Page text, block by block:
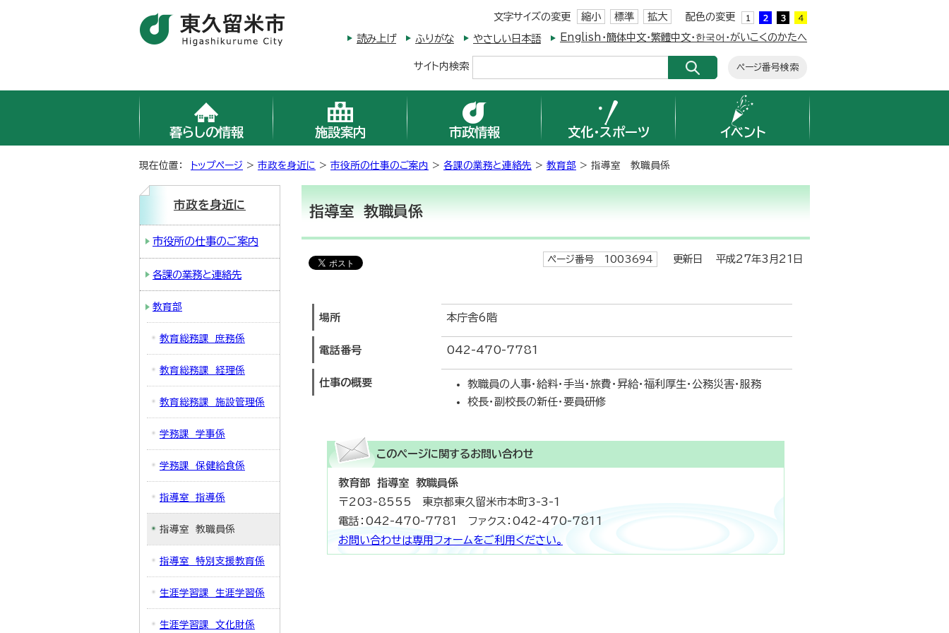
文字サイズの変更 縮小 標準 拡大 配色の変更
読み上げ ふりがな やさしい日本語 English・簡体中文・繁體中文・한국어・がいこくのかたへ
サイト内検索 ページ番号検索
暮らしの情報 施設案内 市政情報 文化・スポーツ イベント
現在位置： トップページ > 市政を身近に > 市役所の仕事のご案内 > 各課の業務と連絡先 > 教育部 > 指導室 教職員係
指導室 教職員係
ページ番号 1003694 更新日 平成27年3月21日
場所 本庁舎6階
電話番号 042-470-7781
仕事の概要
教職員の人事・給料・手当・旅費・昇給・福利厚生・公務災害・服務
校長・副校長の新任・要員研修
このページに関するお問い合わせ
教育部 指導室 教職員係
〒203-8555 東京都東久留米市本町3-3-1
電話：042-470-7781 ファクス：042-470-7811
お問い合わせは専用フォームをご利用ください。
市政を身近に
市役所の仕事のご案内
各課の業務と連絡先
教育部
教育総務課 庶務係
教育総務課 経理係
教育総務課 施設管理係
学務課 学事係
学務課 保健給食係
指導室 指導係
指導室 教職員係
指導室 特別支援教育係
生涯学習課 生涯学習係
生涯学習課 文化財係